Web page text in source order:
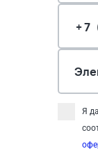
Я